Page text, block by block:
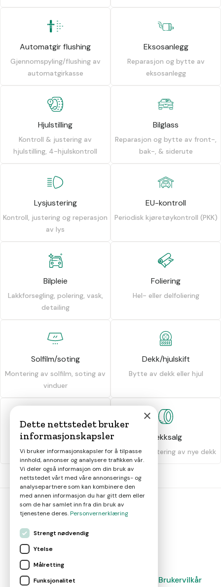
Automatgir flushing
Gjennomspyling/flushing av
automatgirkasse
Eksosanlegg
Reparasjon og bytte av
eksosanlegg
Hjulstilling
Kontroll & justering av
hjulstilling, 4-hjulskontroll
Bilglass
Reparasjon og bytte av front-,
bak-, & siderute
Lysjustering
Kontroll, justering og reperasjon
av lys
EU-kontroll
Periodisk kjøretøykontroll (PKK)
Bilpleie
Lakkforsegling, polering, vask,
detailing
Foliering
Hel- eller delfoliering
Solfilm/soting
Montering av solfilm, soting av
vinduer
Dekk/hjulskift
Bytte av dekk eller hjul
Dekkhotell
Oppbevaring av dekk
Dekksalg
Salg og montering av nye dekk
smart
Magasin Nyheter Brukervilkår
×
Dette nettstedet bruker
informasjonskapsler
Vi bruker informasjonskapsler for å tilpasse
innhold, annonser og analysere trafikken vår.
Vi deler også informasjon om din bruk av
nettstedet vårt med våre annonserings- og
analysepartnere som kan kombinere den
med annen informasjon du har gitt dem eller
som de har samlet inn fra din bruk av
tjenestene deres.Personvernerklæring
Strengt nødvendig
Ytelse
Målretting
Funksjonalitet